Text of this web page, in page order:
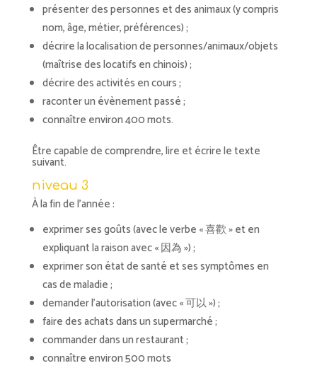
présenter des personnes et des animaux (y compris
nom, âge, métier, préférences) ;
décrire la localisation de personnes/animaux/objets
(maîtrise des locatifs en chinois) ;
décrire des activités en cours ;
raconter un évènement passé ;
connaître environ 400 mots.
Être capable de comprendre, lire et écrire le texte
suivant.
niveau 3
À la fin de l’année :
exprimer ses goûts (avec le verbe « 喜歡 » et en
expliquant la raison avec « 因為 ») ;
exprimer son état de santé et ses symptômes en
cas de maladie ;
demander l’autorisation (avec « 可以 ») ;
faire des achats dans un supermarché ;
commander dans un restaurant ;
connaître environ 500 mots